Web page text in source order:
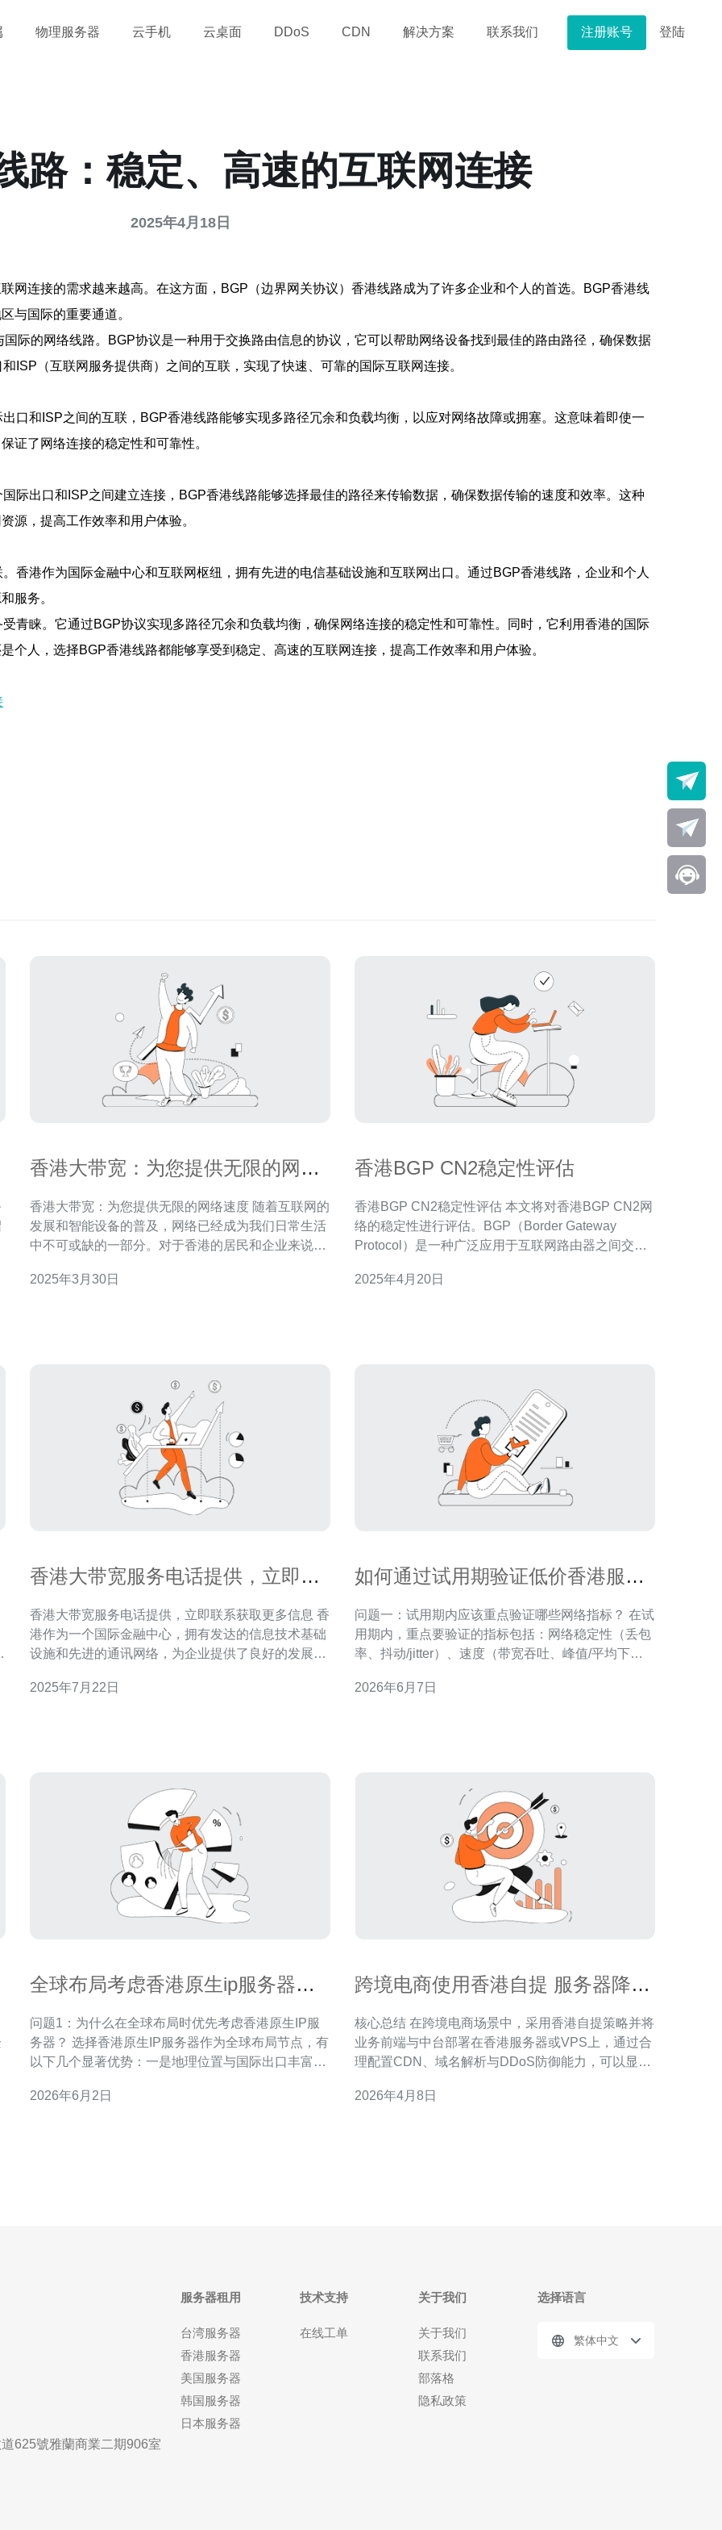
物理服务器 云手机 云桌面 DDoS CDN 解决方案 联系我们 注册账号 登陆
路：稳定、高速的互联网连接
2025年4月18日
网连接的需求越来越高。在这方面，BGP（边界网关协议）香港线路成为了许多企业和个人的首选。BGP香港线
与国际的重要通道。
际的网络线路。BGP协议是一种用于交换路由信息的协议，它可以帮助网络设备找到最佳的路由路径，确保数据
ISP（互联网服务提供商）之间的互联，实现了快速、可靠的国际互联网连接。
口和ISP之间的互联，BGP香港线路能够实现多路径冗余和负载均衡，以应对网络故障或拥塞。这意味着即使一
证了网络连接的稳定性和可靠性。
际出口和ISP之间建立连接，BGP香港线路能够选择最佳的路径来传输数据，确保数据传输的速度和效率。这种
源，提高工作效率和用户体验。
香港作为国际金融中心和互联网枢纽，拥有先进的电信基础设施和互联网出口。通过BGP香港线路，企业和个人
服务。
青睐。它通过BGP协议实现多路径冗余和负载均衡，确保网络连接的稳定性和可靠性。同时，它利用香港的国际
个人，选择BGP香港线路都能够享受到稳定、高速的互联网连接，提高工作效率和用户体验。
香港大带宽：为您提供无限的网络
香港大带宽：为您提供无限的网络速度 随着互联网的
发展和智能设备的普及，网络已经成为我们日常生活
中不可或缺的一部分。对于香港的居民和企业来说，
宽公司致力于为用户提供无限的网络速度，满足他们
2025年3月30日
香港BGP CN2稳定性评估
香港BGP CN2稳定性评估 本文将对香港BGP CN2网
络的稳定性进行评估。BGP（Border Gateway
Protocol）是一种广泛应用于互联网路由器之间交换
能网络服务，具有较高的带宽和较低的延迟。 随着互
2025年4月20日
香港大带宽服务电话提供，立即联
香港大带宽服务电话提供，立即联系获取更多信息 香
港作为一个国际金融中心，拥有发达的信息技术基础
设施和先进的通讯网络，为企业提供了良好的发展环
至关重要的角色，为企业提供高速、稳定的网络连
2025年7月22日
如何通过试用期验证低价香港服务
问题一：试用期内应该重点验证哪些网络指标？ 在试
用期内，重点要验证的指标包括：网络稳定性（丢包
率、抖动/jitter）、速度（带宽吞吐、峰值/平均下载
并发处理能力。尤其是选择低价香港服务器托管时，
2026年6月7日
全球布局考虑香港原生ip服务器推
问题1：为什么在全球布局时优先考虑香港原生IP服
务器？ 选择香港原生IP服务器作为全球布局节点，有
以下几个显著优势：一是地理位置与国际出口丰富，
是电信运营商直连、BGP多线加速和本地带宽资源更
2026年6月2日
跨境电商使用香港自提 服务器降低
核心总结 在跨境电商场景中，采用香港自提策略并将
业务前端与中台部署在香港服务器或VPS上，通过合
理配置CDN、域名解析与DDoS防御能力，可以显著
中化的主机资源与高效的网络技术减少多点重复投
2026年4月8日
625號雅蘭商業二期906室
服务器租用
台湾服务器
香港服务器
美国服务器
韩国服务器
日本服务器
技术支持
在线工单
关于我们
关于我们
联系我们
部落格
隐私政策
选择语言
繁体中文